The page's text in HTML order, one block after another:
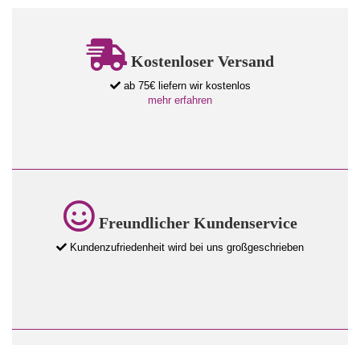
Kostenloser Versand
ab 75€ liefern wir kostenlos
mehr erfahren
Freundlicher Kundenservice
Kundenzufriedenheit wird bei uns großgeschrieben